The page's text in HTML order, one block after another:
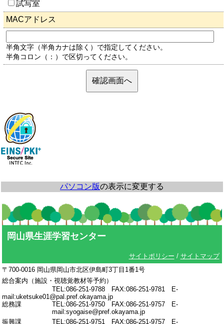
試写室
MACアドレス
半角文字（半角カナは除く）で指定してください。
半角コロン（：）で区切ってください。
パソコン版の表示に変更する
岡山県生涯学習センター
サイトポリシー / サイトマップ
〒700-0016 岡山県岡山市北区伊島町3丁目1番1号
総合案内（施設・視聴覚教材等予約）
TEL:086-251-9788 FAX:086-251-9781 E-
mail:uketsuke01@pal.pref.okayama.jp
総務課
TEL:086-251-9750 FAX:086-251-9757 E-
mail:syogaise@pref.okayama.jp
振興課
TEL:086-251-9751 FAX:086-251-9757 E-